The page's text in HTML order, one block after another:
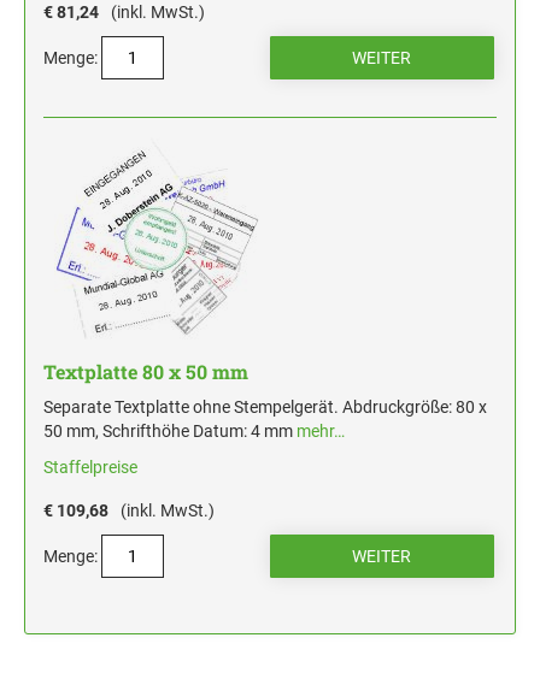
€ 81,24 (inkl. MwSt.)
Menge:
Textplatte 80 x 50 mm
Separate Textplatte ohne Stempelgerät. Abdruckgröße: 80 x
50 mm, Schrifthöhe Datum: 4 mm mehr…
Staffelpreise
€ 109,68 (inkl. MwSt.)
Menge: